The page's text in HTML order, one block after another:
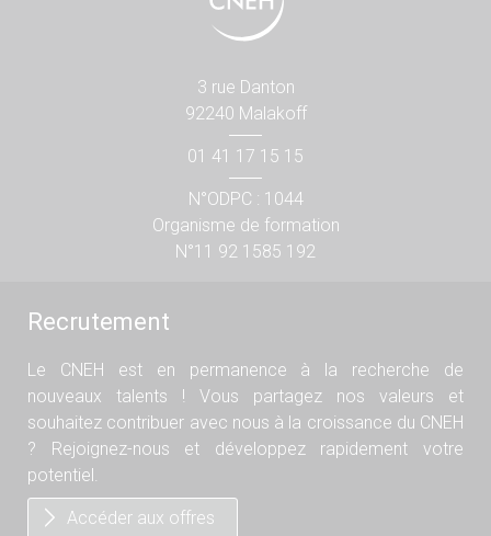
3 rue Danton
92240 Malakoff
01 41 17 15 15
N°ODPC : 1044
Organisme de formation
N°11 92 1585 192
Recrutement
Le CNEH est en permanence à la recherche de
nouveaux talents ! Vous partagez nos valeurs et
souhaitez contribuer avec nous à la croissance du CNEH
? Rejoignez-nous et développez rapidement votre
potentiel.
Accéder aux offres